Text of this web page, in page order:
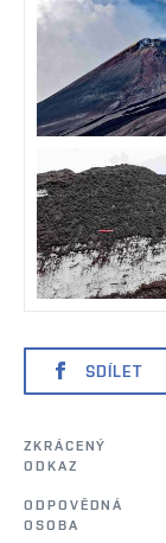
SDÍLET
ZKRÁCENÝ
ODKAZ
ODPOVĚDNÁ
OSOBA